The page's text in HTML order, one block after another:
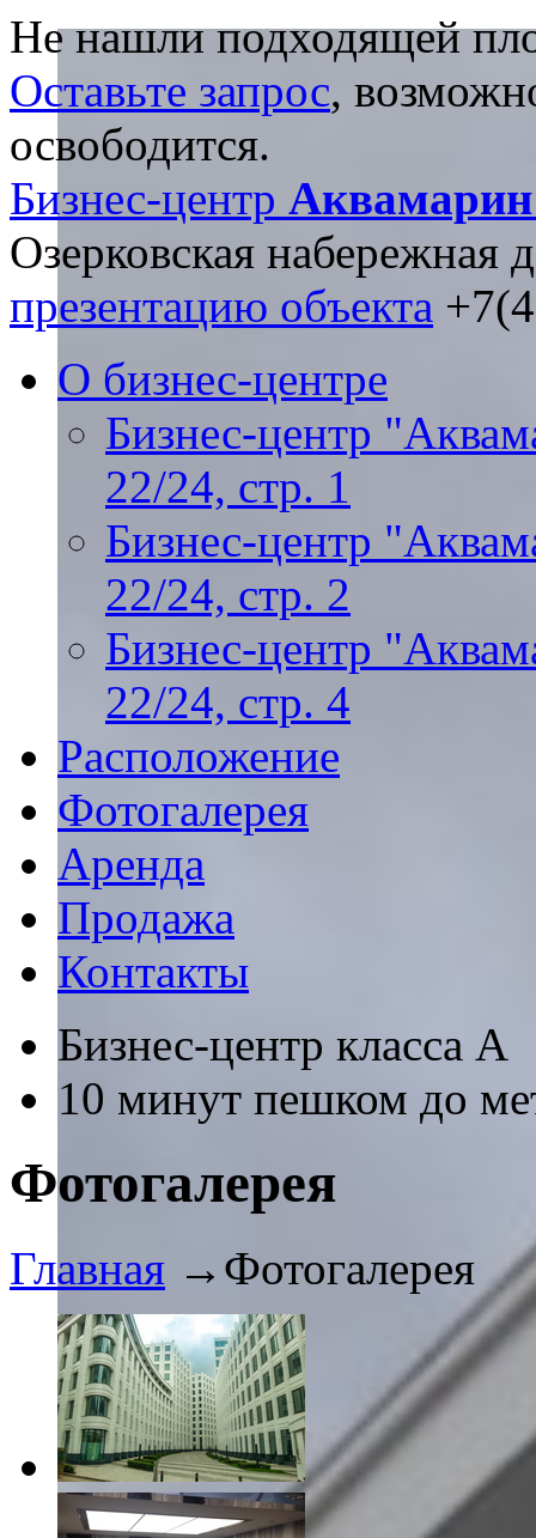
Не нашли подходящей
Оставьте запрос,
освободится.
Бизнес-центр
Озерковская набережная
презентацию объекта
О бизнес-центре
Бизнес-центр
22/24, стр. 1
Бизнес-центр
22/24, стр. 2
Бизнес-центр
22/24, стр. 4
Расположение
Фотогалерея
Аренда
Продажа
Контакты
Бизнес-центр класса А
10 минут пешком до
Фотогалерея
Главная → Фотогалерея